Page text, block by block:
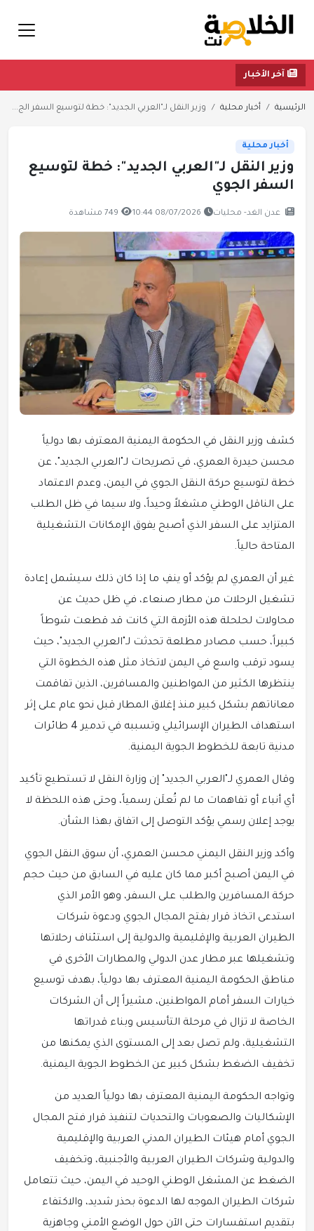
آخر الأخبار
الرئيسية أخبار محلية وزير النقل لـ"العربي الجديد": خطة لتوسيع السفر الج...
أخبار محلية
وزير النقل لـ"العربي الجديد": خطة لتوسيع
السفر الجوي
عدن الغد- محليات 08/07/2026 10:44 749 مشاهدة
كشف وزير النقل في الحكومة اليمنية المعترف بها دولياً
محسن حيدرة العمري، في تصريحات لـ"العربي الجديد"، عن
خطة لتوسيع حركة النقل الجوي في اليمن، وعدم الاعتماد
على الناقل الوطني مشغلاً وحيداً، ولا سيما في ظل الطلب
المتزايد على السفر الذي أصبح يفوق الإمكانات التشغيلية
المتاحة حالياً.
غير أن العمري لم يؤكد أو ينفِ ما إذا كان ذلك سيشمل إعادة
تشغيل الرحلات من مطار صنعاء، في ظل حديث عن
محاولات لحلحلة هذه الأزمة التي كانت قد قطعت شوطاً
كبيراً، حسب مصادر مطلعة تحدثت لـ"العربي الجديد"، حيث
يسود ترقب واسع في اليمن لاتخاذ مثل هذه الخطوة التي
ينتظرها الكثير من المواطنين والمسافرين، الذين تفاقمت
معاناتهم بشكل كبير منذ إغلاق المطار قبل نحو عام على إثر
استهداف الطيران الإسرائيلي وتسببه في تدمير 4 طائرات
مدنية تابعة للخطوط الجوية اليمنية.
وقال العمري لـ"العربي الجديد" إن وزارة النقل لا تستطيع تأكيد
أي أنباء أو تفاهمات ما لم تُعلَن رسمياً، وحتى هذه اللحظة لا
يوجد إعلان رسمي يؤكد التوصل إلى اتفاق بهذا الشأن.
وأكد وزير النقل اليمني محسن العمري، أن سوق النقل الجوي
في اليمن أصبح أكبر مما كان عليه في السابق من حيث حجم
حركة المسافرين والطلب على السفر، وهو الأمر الذي
استدعى اتخاذ قرار بفتح المجال الجوي ودعوة شركات
الطيران العربية والإقليمية والدولية إلى استئناف رحلاتها
وتشغيلها عبر مطار عدن الدولي والمطارات الأخرى في
مناطق الحكومة اليمنية المعترف بها دولياً، بهدف توسيع
خيارات السفر أمام المواطنين، مشيراً إلى أن الشركات
الخاصة لا تزال في مرحلة التأسيس وبناء قدراتها
التشغيلية، ولم تصل بعد إلى المستوى الذي يمكنها من
تخفيف الضغط بشكل كبير عن الخطوط الجوية اليمنية.
وتواجه الحكومة اليمنية المعترف بها دولياً العديد من
الإشكاليات والصعوبات والتحديات لتنفيذ قرار فتح المجال
الجوي أمام هيئات الطيران المدني العربية والإقليمية
والدولية وشركات الطيران العربية والأجنبية، وتخفيف
الضغط عن المشغل الوطني الوحيد في اليمن، حيث تتعامل
شركات الطيران الموجه لها الدعوة بحذر شديد، والاكتفاء
بتقديم استفسارات حتى الآن حول الوضع الأمني وجاهزية